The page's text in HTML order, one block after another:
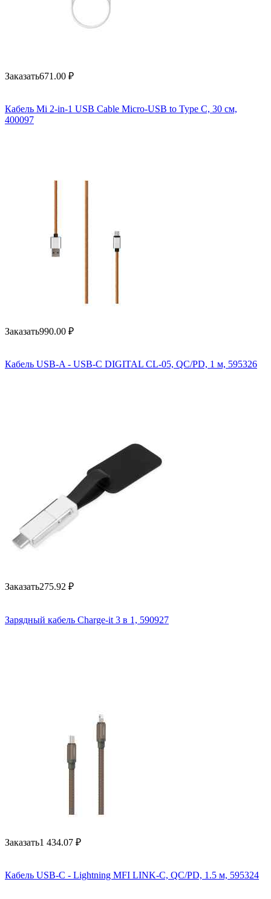
Заказать671.00 ₽
Кабель Mi 2-in-1 USB Cable Micro-USB to Type C, 30 см,
400097
Заказать990.00 ₽
Кабель USB-A - USB-C DIGITAL CL-05, QC/PD, 1 м, 595326
Заказать275.92 ₽
Зарядный кабель Charge-it 3 в 1, 590927
Заказать1 434.07 ₽
Кабель USB-C - Lightning MFI LINK-C, QC/PD, 1.5 м, 595324